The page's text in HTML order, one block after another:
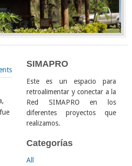
SIMAPRO
Este es un espacio para
retroalimentar y conectar a la
Red SIMAPRO en los
diferentes proyectos que
realizamos.
Categorías
All